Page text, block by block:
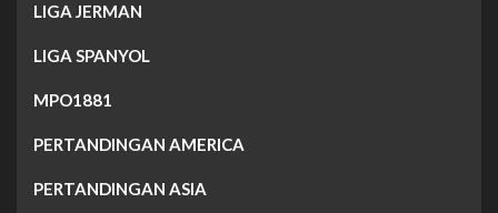
LIGA JERMAN
LIGA SPANYOL
MPO1881
PERTANDINGAN AMERICA
PERTANDINGAN ASIA